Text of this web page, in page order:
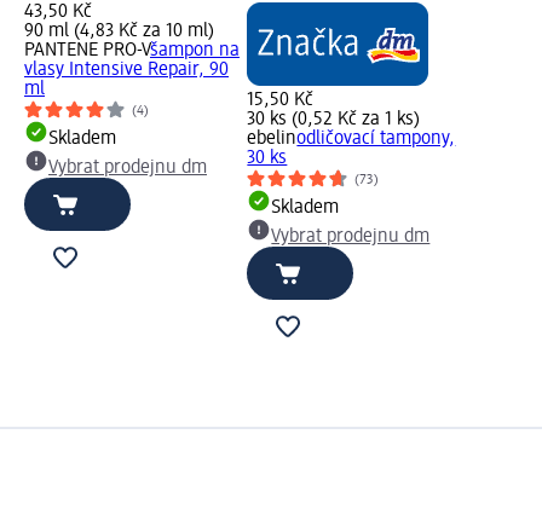
43,50 Kč
90 ml (4,83 Kč za 10 ml)
PANTENE PRO-Všampon na
vlasy Intensive Repair, 90
ml
(4)
Skladem
Vybrat prodejnu dm
15,50 Kč
30 ks (0,52 Kč za 1 ks)
ebelinodličovací tampony,
30 ks
(73)
Skladem
Vybrat prodejnu dm